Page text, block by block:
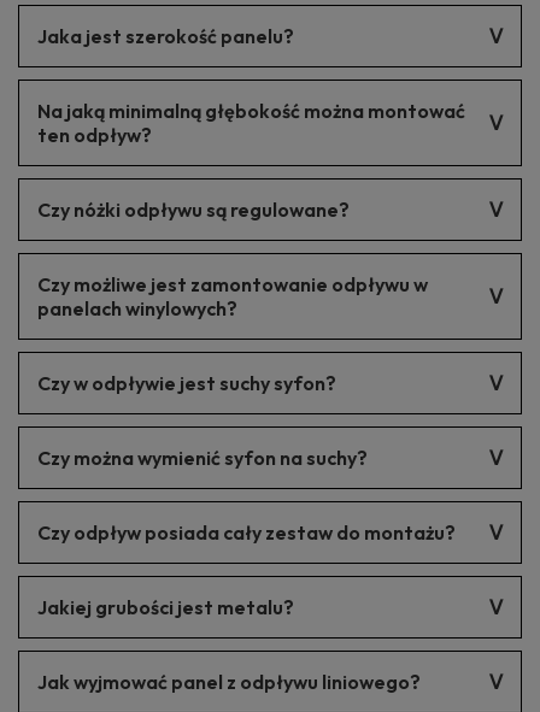
zamontować płytkę.
Jaka jest szerokość panelu?
Na jaką minimalną głębokość można montować
ten odpływ?
Czy nóżki odpływu są regulowane?
Czy możliwe jest zamontowanie odpływu w
panelach winylowych?
Czy w odpływie jest suchy syfon?
Czy można wymienić syfon na suchy?
Czy odpływ posiada cały zestaw do montażu?
Jakiej grubości jest metalu?
Jak wyjmować panel z odpływu liniowego?